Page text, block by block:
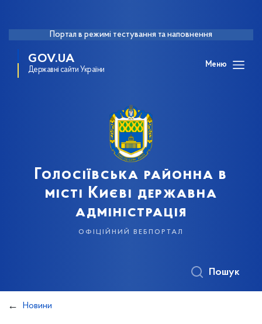
Портал в режимі тестування та наповнення
GOV.UA
Державні сайти України
Меню
Голосіївська районна в
місті Києві державна
адміністрація
офіційний вебпортал
Пошук
Новини